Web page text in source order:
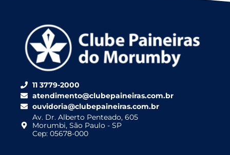
11 3779-2000
atendimento@clubepaineiras.com.br
ouvidoria@clubepaineiras.com.br
Av. Dr. Alberto Penteado, 605
Morumbi, São Paulo - SP
Cep: 05678-000